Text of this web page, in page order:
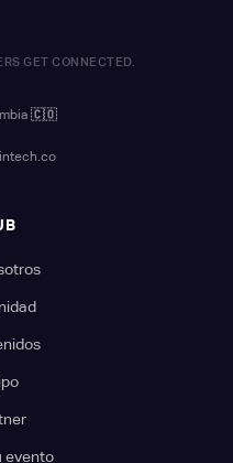
GET CONNECTED.
🇨🇴
evento